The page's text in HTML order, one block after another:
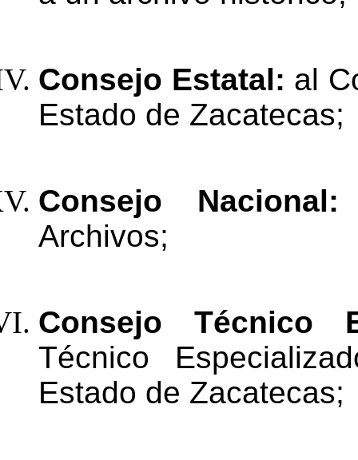
Consejo Estatal: al
Estado de Zacatecas;
Consejo
Archivos;
Consejo Técnico
Técnico
Estado de Zacatecas;